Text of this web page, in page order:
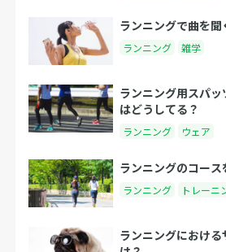
ランニングで曲を
ランニング 雑学
ランニング用スパ
はどうしてる？
ランニング ウェア
ランニングのコー
ランニング トレーニ
ランニングにおけ